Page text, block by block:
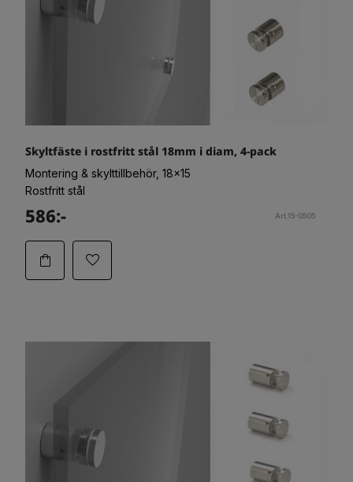
Skyltfäste i rostfritt stål 18mm i diam, 4-pack
Montering & skylttillbehör, 18x15
Rostfritt stål
586:- Art.15-0505